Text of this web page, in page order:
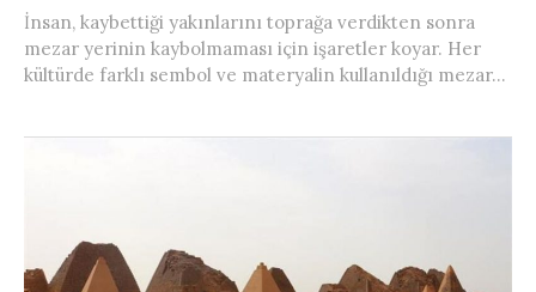
İnsan, kaybettiği yakınlarını toprağa verdikten sonra
mezar yerinin kaybolmaması için işaretler koyar. Her
kültürde farklı sembol ve materyalin kullanıldığı mezar...